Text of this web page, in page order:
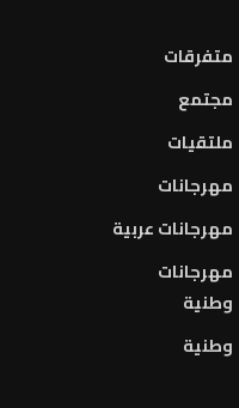
متفرقات
مجتمع
ملتقيات
مهرجانات
مهرجانات عربية
مهرجانات
وطنية
وطنية